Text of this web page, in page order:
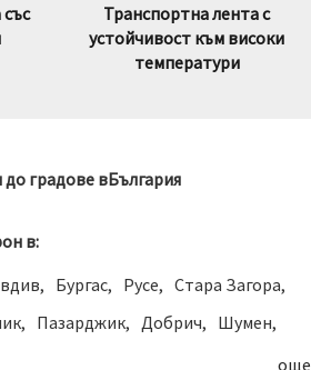
Транспортна лента с
устойчивост към високи
температури
градове вБългария
в:
Бургас Русе
Стара Загора
Пазарджик Добрич
Шумен
още